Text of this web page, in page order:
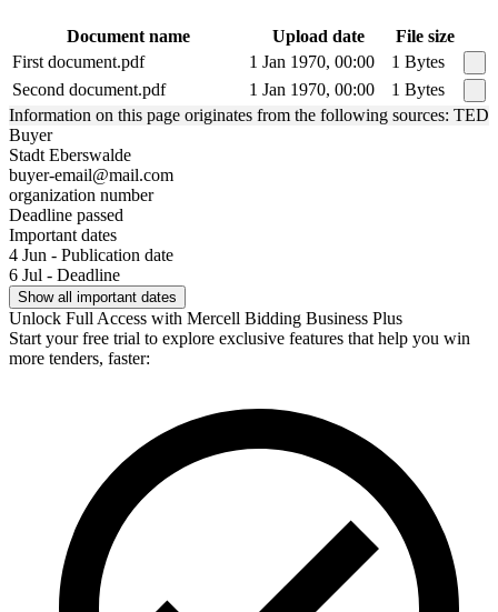
Document name Upload date
File size
First document.pdf
1 Jan 1970, 00:00
1 Bytes
Second document.pdf
1 Jan 1970, 00:00
1 Bytes
Information on this page originates from the following sources: TED
Buyer
Stadt Eberswalde
buyer-email@mail.com
organization number
Deadline passed
Important dates
4 Jun - Publication date
6 Jul - Deadline
Show all important dates
Unlock Full Access with Mercell Bidding Business Plus
Start your free trial to explore exclusive features that help you win
more tenders, faster: